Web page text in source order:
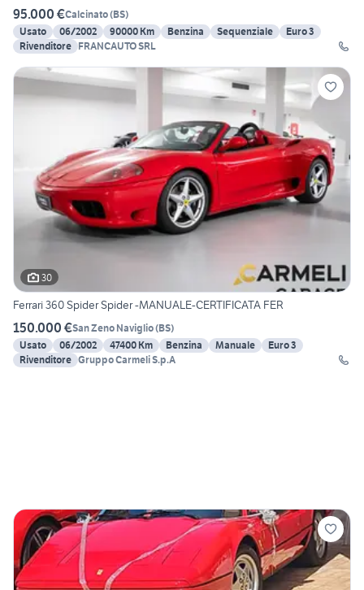
95.000 €Calcinato(BS)
Usato
06/2002 90000 Km Benzina Sequenziale
Euro 3
Rivenditore FRANCAUTO SRL
30
Ferrari 360 Spider Spider -MANUALE-CERTIFICATA FER
150.000 €San Zeno Naviglio(BS)
Usato
06/2002 47400 Km Benzina Manuale
Euro 3
Rivenditore Gruppo Carmeli S.p.A